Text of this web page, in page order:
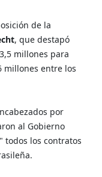
de la
, que destapó
millones para
millones entre los
por
al Gobierno
todos los contratos